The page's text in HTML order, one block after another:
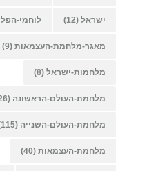
ישראל (12) לוחמי-
מאגר-מלחמת-העצמאות (9)
מלחמות-ישראל (8)
מלחמת-העולם-הראשונה (26)
מלחמת-העולם-השנייה (115)
מלחמת-העצמאות (40)